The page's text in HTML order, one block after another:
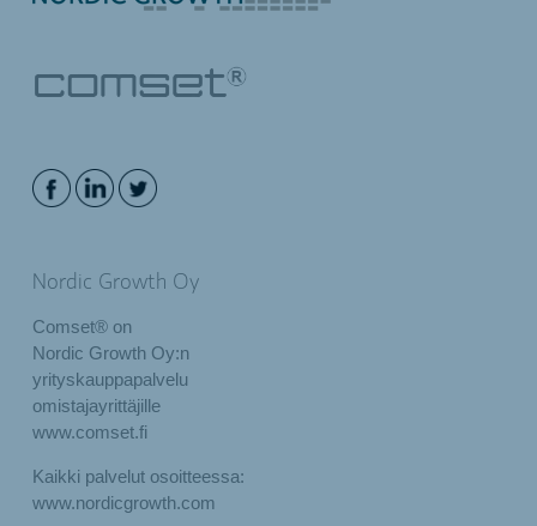
Nordic Growth Oy
Comset® on
Nordic Growth Oy:n
yrityskauppapalvelu
omistajayrittäjille
www.comset.fi
Kaikki palvelut osoitteessa:
www.nordicgrowth.com